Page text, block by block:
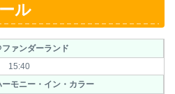
ル
ファンダーランド
15:40
モニー・イン・カラー